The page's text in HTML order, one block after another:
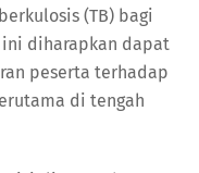
(TB) bagi
ini diharapkan dapat
peserta terhadap
di tengah